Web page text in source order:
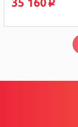
35 160 p